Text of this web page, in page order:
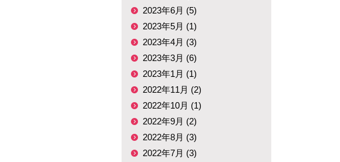
2023年6月 (5)
2023年5月 (1)
2023年4月 (3)
2023年3月 (6)
2023年1月 (1)
2022年11月 (2)
2022年10月 (1)
2022年9月 (2)
2022年8月 (3)
2022年7月 (3)